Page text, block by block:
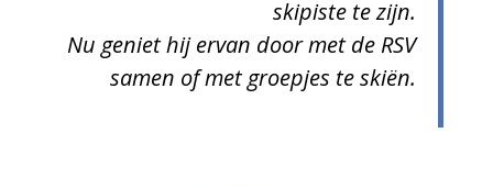
skipiste te zijn.
Nu geniet hij ervan door met de RSV
samen of met groepjes te skiën.